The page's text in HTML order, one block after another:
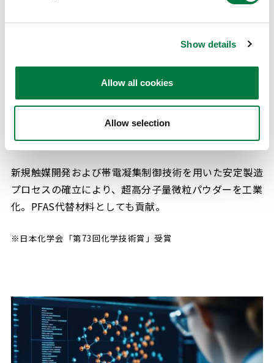
Show details
Allow all cookies
Allow selection
樹脂微粒子製造技術
新規触媒開発および帯電凝集制御技術を用いた安定製造
プロセスの確立により、超高分子量微粒パウダーを工業
化。PFAS代替材料としても貢献。
※日本化学会「第73回化学技術賞」受賞